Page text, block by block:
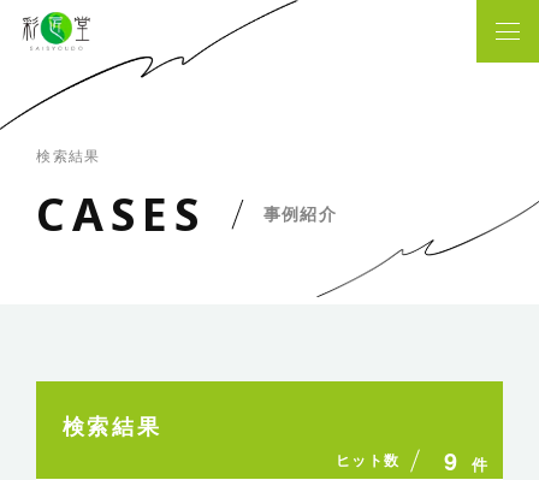
検索結果
CASES 事例紹介
検索結果
ヒット数 9 件